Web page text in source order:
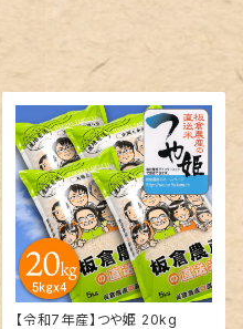
【令和7年産】つや姫 20kg